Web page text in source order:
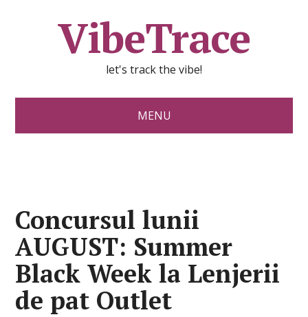
VibeTrace
let's track the vibe!
MENU
Concursul lunii
AUGUST: Summer
Black Week la Lenjerii
de pat Outlet